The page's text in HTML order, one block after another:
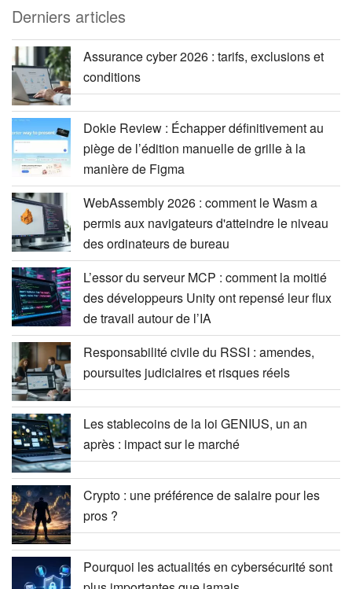
Derniers articles
Assurance cyber 2026 : tarifs, exclusions et
conditions
Dokie Review : Échapper définitivement au
piège de l’édition manuelle de grille à la
manière de Figma
WebAssembly 2026 : comment le Wasm a
permis aux navigateurs d'atteindre le niveau
des ordinateurs de bureau
L’essor du serveur MCP : comment la moitié
des développeurs Unity ont repensé leur flux
de travail autour de l’IA
Responsabilité civile du RSSI : amendes,
poursuites judiciaires et risques réels
Les stablecoins de la loi GENIUS, un an
après : impact sur le marché
Crypto : une préférence de salaire pour les
pros ?
Pourquoi les actualités en cybersécurité sont